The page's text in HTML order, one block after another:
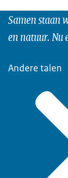
Samen staan
en natuur. Nu
Andere talen